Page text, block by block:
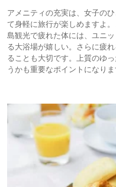
アメニティの充実は、女子の
て身軽に旅行が楽しめますよ
島観光で疲れた体には、ユニ
る大浴場が嬉しい。さらに疲
ることも大切です。上質のゆ
うかも重要なポイントになりま